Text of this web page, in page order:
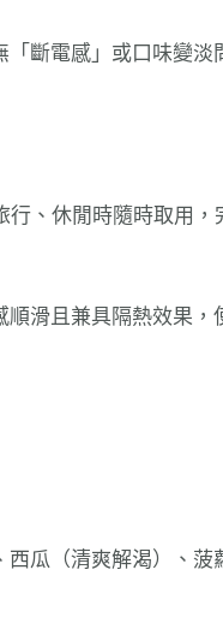
斷電感」或口味變淡
、休閒時隨時取用，
滑且兼具隔熱效果，
瓜（清爽解渴）、菠